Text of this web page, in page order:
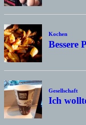
Kochen
Bessere
Gesellschaft
Ich